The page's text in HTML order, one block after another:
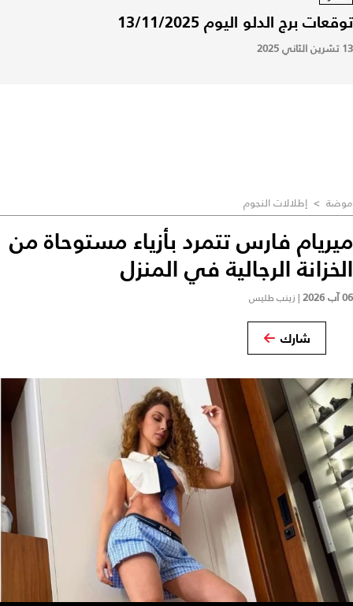
توقعات برج الدلو اليوم 13/11/2025
13 تشرين الثاني 2025
موضة > إطلالات النجوم
ميريام فارس تتمرد بأزياء مستوحاة من
الخزانة الرجالية في المنزل
06 آب 2026 | زينب طليس
شارك